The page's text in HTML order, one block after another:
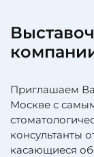
Приглашаем
Москве с
консультанты
касающиеся